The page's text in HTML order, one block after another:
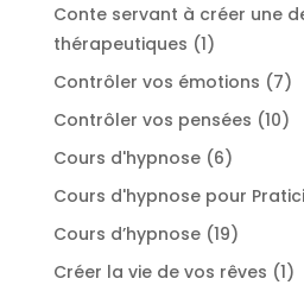
Conte servant à créer une
thérapeutiques 11
produit
Contrôler vos émotions 77
Contrôler vos pensées 1010
Cours d'hypnose 66
produits
Cours d'hypnose pour
Cours d’hypnose 1919
produits
Créer la vie de vos rêves 11